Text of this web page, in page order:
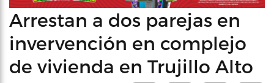
Arrestan a dos parejas en
invervención en complejo
de vivienda en Trujillo Alto